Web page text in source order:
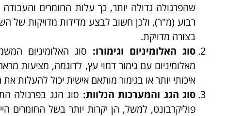
שהפרגולה גדולה יותר, כך עלות החומרים
רבוע (מ"ר), ולכן חשוב לבצע מדידות מדויקות של
בצורה מדויקת.
סוג האלומיניום וגימורו: סוג האלומיניום
מאלומיניום עם גימור דמוי עץ, לדוגמה, מציעות מראה
איכותי יותר או בגימור מותאם אישית יכול להעלות
סוג הגג והמערכות הנלוות: סוג הגג בפרגולה
פוליקרבונט, למשל, הן יקרות יותר בשל החומרים